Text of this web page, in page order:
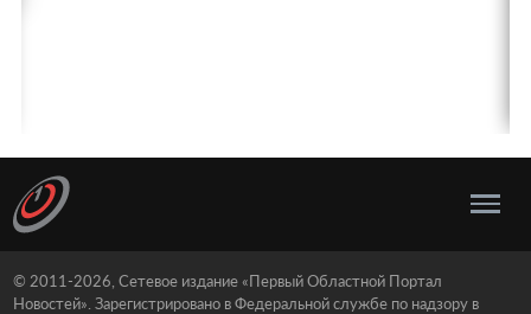
© 2011-2026, Сетевое издание «Первый Областной Портал
Новостей». Зарегистрировано в Федеральной службе по надзору в